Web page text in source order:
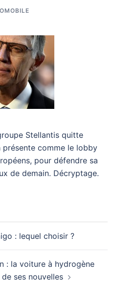
Stellantis quitte
présente comme le lobby
pour défendre sa
de demain. Décryptage.
: lequel choisir ?
: la voiture à hydrogène
ses nouvelles